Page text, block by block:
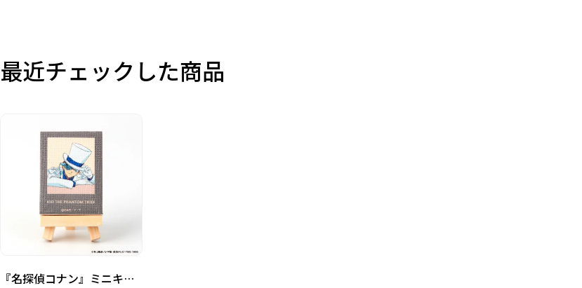
最近チェックした商品
『名探偵コナン』ミニキャ